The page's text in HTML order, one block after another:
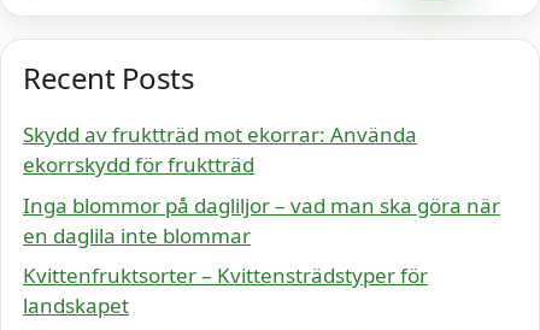
Recent Posts
Skydd av fruktträd mot ekorrar: Använda
ekorrskydd för fruktträd
Inga blommor på dagliljor – vad man ska göra när
en daglila inte blommar
Kvittenfruktsorter – Kvittensträdstyper för
landskapet